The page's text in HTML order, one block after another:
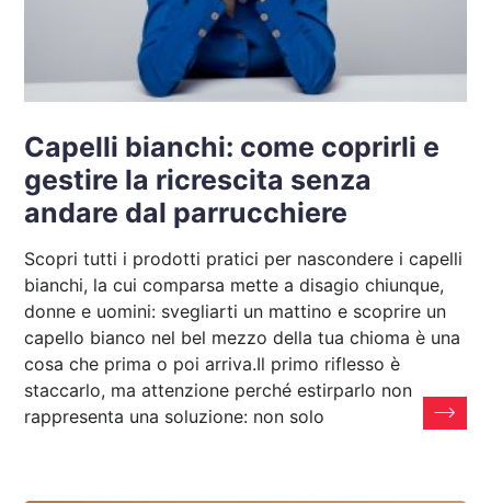
Capelli bianchi: come coprirli e
gestire la ricrescita senza
andare dal parrucchiere
Scopri tutti i prodotti pratici per nascondere i capelli
bianchi, la cui comparsa mette a disagio chiunque,
donne e uomini: svegliarti un mattino e scoprire un
capello bianco nel bel mezzo della tua chioma è una
cosa che prima o poi arriva.Il primo riflesso è
staccarlo, ma attenzione perché estirparlo non
rappresenta una soluzione: non solo